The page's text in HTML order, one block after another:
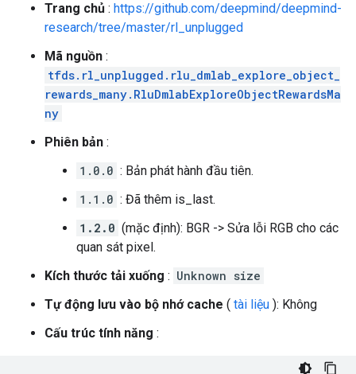
Trang chủ : https://github.com/deepmind/deepmind-
research/tree/master/rl_unplugged
Mã nguồn :
tfds.rl_unplugged.rlu_dmlab_explore_object_
rewards_many.RluDmlabExploreObjectRewardsMa
ny
Phiên bản :
1.0.0 : Bản phát hành đầu tiên.
1.1.0 : Đã thêm is_last.
1.2.0 (mặc định): BGR -> Sửa lỗi RGB cho các
quan sát pixel.
Kích thước tải xuống : Unknown size
Tự động lưu vào bộ nhớ cache ( tài liệu ): Không
Cấu trúc tính năng :